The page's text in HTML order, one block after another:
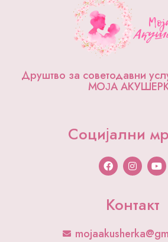
Друштво за советодавни
МОЈА
Социјални
F
a
c
b
o
I
n
s
g
a
m
Y
o
u
b
Контакт